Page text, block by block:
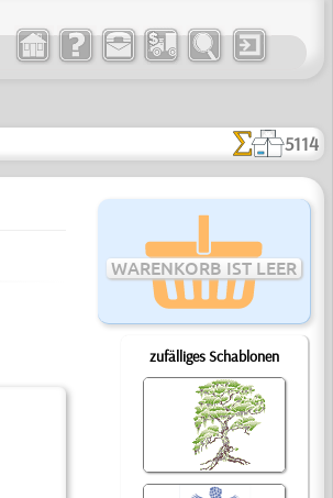
5114
WARENKORB IST LEER
zufälliges Schablonen